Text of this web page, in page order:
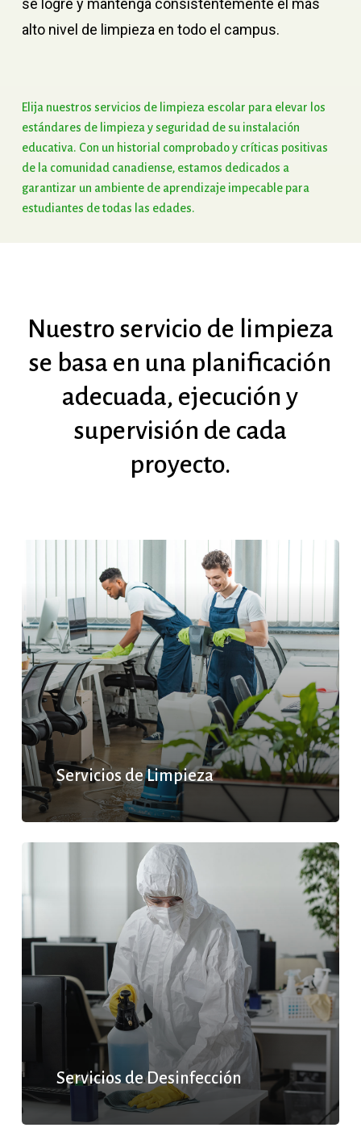
se logre y mantenga consistentemente el más
alto nivel de limpieza en todo el campus.
Elija nuestros servicios de limpieza escolar para elevar los
estándares de limpiezayseguridad desu instalación
educativa. Con un historial comprobadoy críticas positivas
de la comunidad canadiense, estamos dedicados a
garantizar un ambiente de aprendizaje impecable para
estudiantes detodas las edades.
Nuestro servicio de limpieza
se basa en una planificación
adecuada, ejecución y
supervisión de cada
proyecto.
Servicios de Limpieza
Servicios de Desinfección